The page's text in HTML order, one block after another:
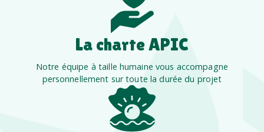
La charte APIC
Notre équipe à taille humaine vous accompagne
personnellement sur toute la durée du projet